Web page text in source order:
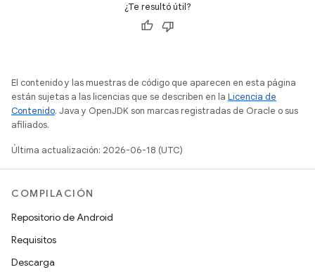
¿Te resultó útil?
El contenido y las muestras de código que aparecen en esta página
están sujetas a las licencias que se describen en la Licencia de
Contenido. Java y OpenJDK son marcas registradas de Oracle o sus
afiliados.
Última actualización: 2026-06-18 (UTC)
COMPILACIÓN
Repositorio de Android
Requisitos
Descarga